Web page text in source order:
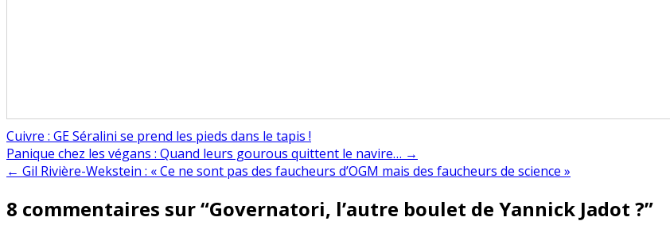
Cuivre : GE Séralini se prend les pieds dans le tapis !
Navigation
de
l’article
Panique chez les végans : Quand leurs gourous quittent le navire… →
← Gil Rivière-Wekstein : « Ce ne sont pas des faucheurs d’OGM mais des faucheurs de science »
8 commentaires sur “Governatori, l’autre boulet de Yannick Jadot ?”